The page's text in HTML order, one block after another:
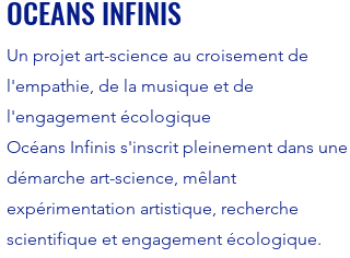
OCEANS INFINIS
Un projet art-science au croisement de
l'empathie, de la musique et de
l'engagement écologique
Océans Infinis s'inscrit pleinement dans une
démarche art-science, mêlant
expérimentation artistique, recherche
scientifique et engagement écologique.